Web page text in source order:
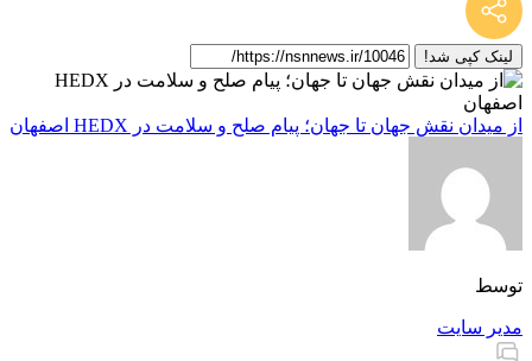
لینک کپی شد!
از میدان نقش جهان تا جهان؛ پیام صلح و سلامت در HEDX اصفهان
توسط
مدیر سایت